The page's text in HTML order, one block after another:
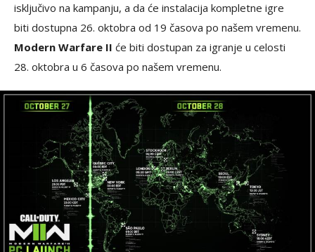
isključivo na kampanju, a da će instalacija kompletne igre
biti dostupna 26. oktobra od 19 časova po našem vremenu.
Modern Warfare II će biti dostupan za igranje u celosti
28. oktobra u 6 časova po našem vremenu.